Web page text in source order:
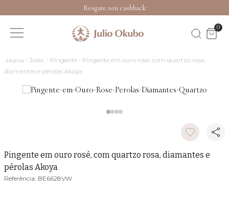
Resgate seu cashback
0
Joias Pingente
Pingente em ouro rosé, com quartzo rosa,
diamantes e pérolas Akoya
Pingente em ouro rosé, com quartzo rosa, diamantes e
pérolas Akoya
BE6628VW